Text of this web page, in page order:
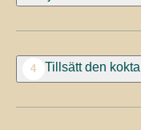
4 Tillsätt den